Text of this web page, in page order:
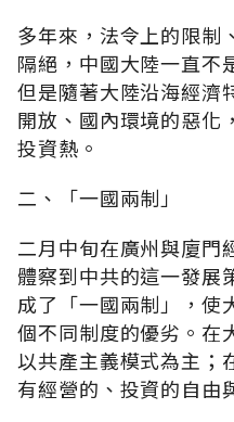
多年來，法令上的限制
隔絕，中國大陸一直不
但是隨著大陸沿海經濟
開放、國內環境的惡化
投資熱。
二、「一國兩制」
二月中旬在廣州與廈門
體察到中共的這一發展
成了「一國兩制」，使
個不同制度的優劣。在
以共產主義模式為主；
有經營的、投資的自由